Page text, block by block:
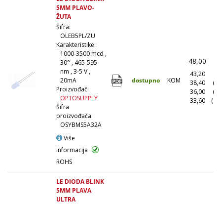
5MM PLAVO-
ŽUTA
Šifra:
OLEB5PL/ZU
Karakteristike:
1000-3500 mcd ,
30° , 465-595
nm , 3-5 V ,
20mA
Proizvođač:
OPTOSUPPLY
Šifra
proizvođača:
OSYBMS5A32A
Više
informacija
ROHS
dostupno KOM
48,00
43,20
38,40
36,00
33,60
LE DIODA BLINK
5MM PLAVA
ULTRA